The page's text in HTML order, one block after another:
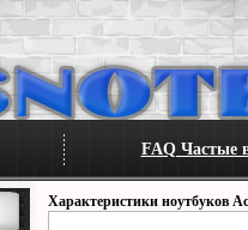
FAQ Частые
Характеристики ноутбуков